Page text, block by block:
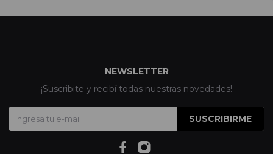
NEWSLETTER
¡Suscribite y recibí todas nuestras novedades!
SUSCRIBIRME